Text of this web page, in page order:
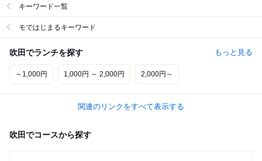
キーワード一覧
モではじまるキーワード
吹田でランチを探す もっと見る
～1,000円 1,000円 ～ 2,000円 2,000円～
関連のリンクをすべて表示する
吹田でコースから探す